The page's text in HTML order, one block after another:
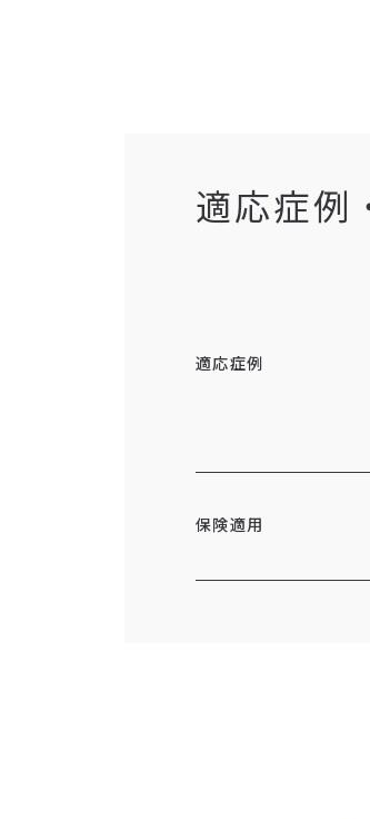
適応症例
適応症例
保険適用